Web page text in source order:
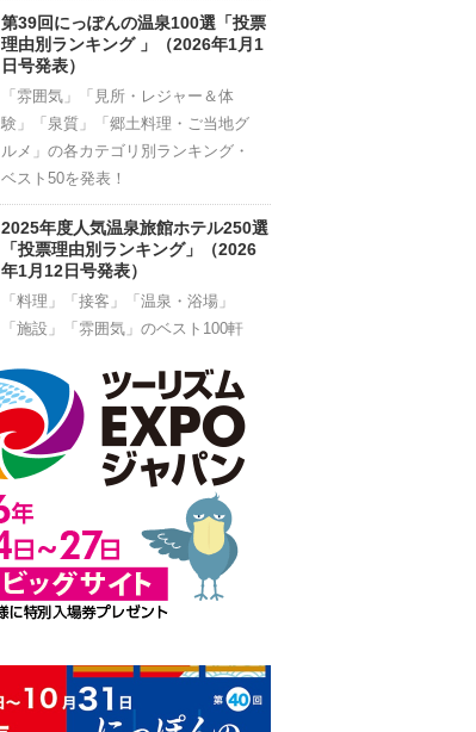
第39回にっぽんの温泉100選「投票
理由別ランキング 」（2026年1月1
日号発表）
「雰囲気」「見所・レジャー＆体
験」「泉質」「郷土料理・ご当地グ
ルメ」の各カテゴリ別ランキング・
ベスト50を発表！
2025年度人気温泉旅館ホテル250選
「投票理由別ランキング」（2026
年1月12日号発表）
「料理」「接客」「温泉・浴場」
「施設」「雰囲気」のベスト100軒